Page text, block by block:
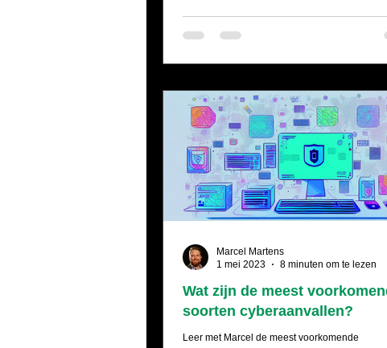
Wat zijn de meest
soorten cyberaanvallen?
Leer met Marcel de meest voorkomende
Marcel Martens
1 mei 2023
8 minuten om te lezen